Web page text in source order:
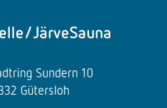
JärveSauna
Sundern 10
Gütersloh